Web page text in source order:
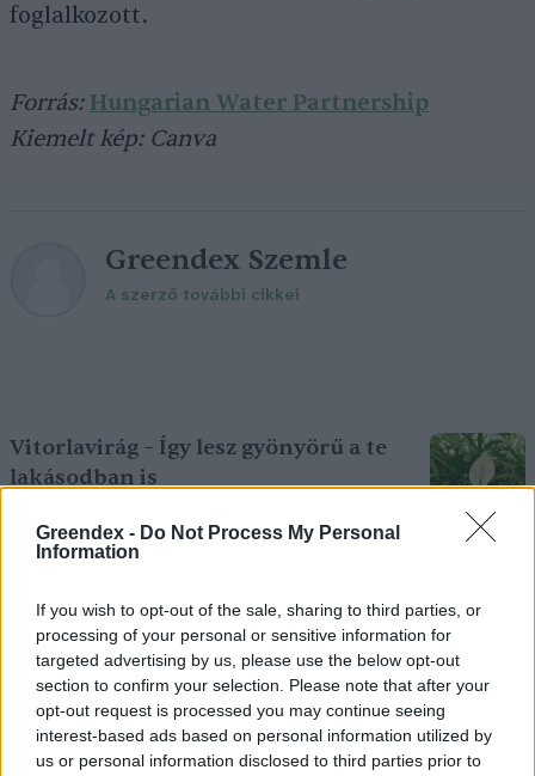
Greendex - Do Not Process My Personal
Information
If you wish to opt-out of the sale, sharing to third parties, or
processing of your personal or sensitive information for
targeted advertising by us, please use the below opt-out
section to confirm your selection. Please note that after your
opt-out request is processed you may continue seeing
interest-based ads based on personal information utilized by
us or personal information disclosed to third parties prior to
foglalkozott.
Forrás: Hungarian Water Partnership
Kiemelt kép: Canva
Greendex Szemle
A szerző további cikkei
Vitorlavirág – Így lesz gyönyörű a te
lakásodban is
gyógynövény
EGÉSZSÉGÜNK 1 perc
Nem csak növényrajongóknak! – 8
arborétum, amelyet érdemes